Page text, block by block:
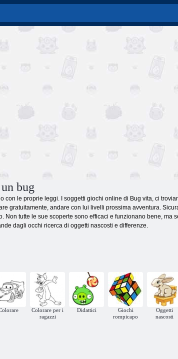
bug
con le proprie leggi. I soggetti giochi online di Bug vita, ci
gratuitamente, andare con lui livelli prossima avventura.
Non tutte le sue scoperte sono efficaci e funzionano bene,
dagli occhi ricerca di oggetti nascosti e differenze.
Colorare per i
ragazzi
Didattici
Giochi
rompicapo
Oggetti
nascosti